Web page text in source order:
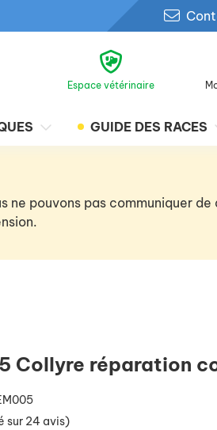
Espace vétérinaire
GUIDE DES RACES
ne pouvons pas communiquer
Collyre réparation
sur 24 avis)